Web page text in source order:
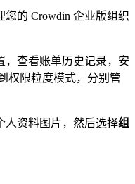
您的 Crowdin 企业版组织
，查看账单历史记录，安
权限粒度模式，分别管
人资料图片，然后选择组